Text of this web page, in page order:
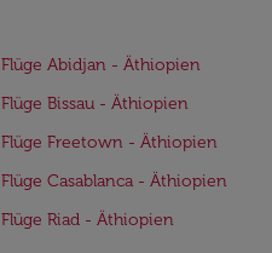
Flüge Abidjan - Äthiopien
Flüge Bissau - Äthiopien
Flüge Freetown - Äthiopien
Flüge Casablanca - Äthiopien
Flüge Riad - Äthiopien